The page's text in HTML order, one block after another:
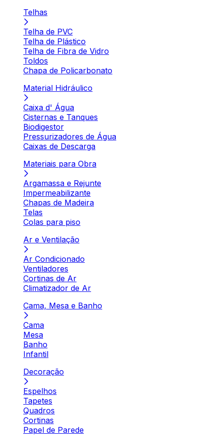
Telhas
Telha de PVC
Telha de Plástico
Telha de Fibra de Vidro
Toldos
Chapa de Policarbonato
Material Hidráulico
Caixa d' Água
Cisternas e Tanques
Biodigestor
Pressurizadores de Água
Caixas de Descarga
Materiais para Obra
Argamassa e Rejunte
Impermeabilizante
Chapas de Madeira
Telas
Colas para piso
Ar e Ventilação
Ar Condicionado
Ventiladores
Cortinas de Ar
Climatizador de Ar
Cama, Mesa e Banho
Cama
Mesa
Banho
Infantil
Decoração
Espelhos
Tapetes
Quadros
Cortinas
Papel de Parede